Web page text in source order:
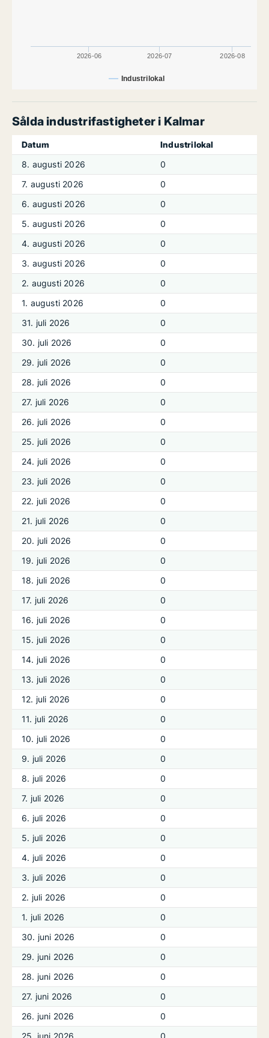
Industrilokal
2026-06 2026-07 2026-08
Sålda industrifastigheter i Kalmar
Datum
Industrilokal
8. augusti 2026
0
7. augusti 2026
0
6. augusti 2026
0
5. augusti 2026
0
4. augusti 2026
0
3. augusti 2026
0
2. augusti 2026
0
1. augusti 2026
0
31. juli 2026
0
30. juli 2026
0
29. juli 2026
0
28. juli 2026
0
27. juli 2026
0
26. juli 2026
0
25. juli 2026
0
24. juli 2026
0
23. juli 2026
0
22. juli 2026
0
21. juli 2026
0
20. juli 2026
0
19. juli 2026
0
18. juli 2026
0
17. juli 2026
0
16. juli 2026
0
15. juli 2026
0
14. juli 2026
0
13. juli 2026
0
12. juli 2026
0
11. juli 2026
0
10. juli 2026
0
9. juli 2026
0
8. juli 2026
0
7. juli 2026
0
6. juli 2026
0
5. juli 2026
0
4. juli 2026
0
3. juli 2026
0
2. juli 2026
0
1. juli 2026
0
30. juni 2026
0
29. juni 2026
0
28. juni 2026
0
27. juni 2026
0
26. juni 2026
0
25. juni 2026
0